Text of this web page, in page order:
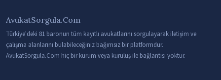
AvukatSorgula.Com
Türkiye'deki 81 baronun tüm kayıtlı avukatlarını sorgulayarak iletişim ve
çalışma alanlarını bulabileceğiniz bağımsız bir platformdur.
AvukatSorgula.Com hiç bir kurum veya kuruluş ile bağlantısı yoktur.